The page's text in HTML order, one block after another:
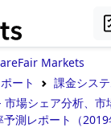
Markets
ート
課金シス
場シェア分析、市
測レポート（2019